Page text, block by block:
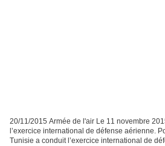
20/11/2015 Armée de l'air Le 11 novembre
l’exercice international de défense aérienne.
Tunisie a conduit l’exercice international de